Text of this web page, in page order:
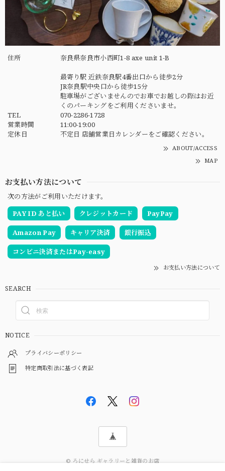
住所 奈良県奈良市小西町1-8 axe unit 1-B
最寄り駅 近鉄奈良駅4番出口から徒歩2分
JR奈良駅中央口から徒歩15分
駐車場がございませんのでお車でお越しの際はお近
くのパーキングをご利用くださいませ。
TEL
070-2286-1728
営業時間
11:00-19:00
定休日
不定日 店舗営業日カレンダーをご確認ください。
ABOUT/ACCESS
MAP
お支払い方法について
次の方法がご利用いただけます。
PAY ID あと払い
クレジットカード PayPay
Amazon Pay キャリア決済 銀行振込
コンビニ決済またはPay-easy
お支払い方法について
SEARCH
NOTICE
プライバシーポリシー
特定商取引法に基づく表記
© ろにせら ギャラリーと雑貨のお店